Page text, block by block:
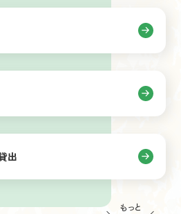
出
もっと